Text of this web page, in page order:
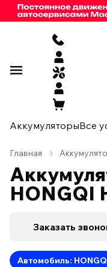
АккумуляторыВсе
Главная
HONGQI
Заказать
Автомобиль: